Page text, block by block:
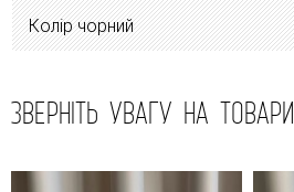
Колір чорний
ЗВЕРНІТЬ УВАГУ НА ТОВАРИ